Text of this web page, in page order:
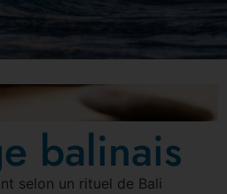
balinais
selon un rituel de Bali